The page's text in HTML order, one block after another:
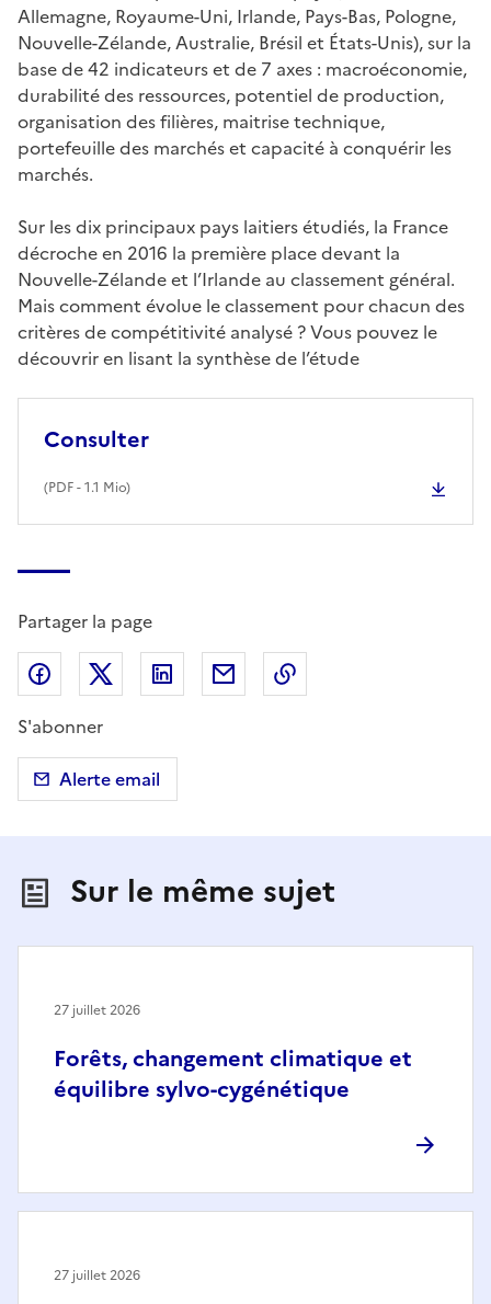
Allemagne, Royaume-Uni, Irlande, Pays-Bas, Pologne,
Nouvelle-Zélande, Australie, Brésil et États-Unis), sur la
base de 42 indicateurs et de 7 axes : macroéconomie,
durabilité des ressources, potentiel de production,
organisation des filières, maitrise technique,
portefeuille des marchés et capacité à conquérir les
marchés.
Sur les dix principaux pays laitiers étudiés, la France
décroche en 2016 la première place devant la
Nouvelle-Zélande et l’Irlande au classement général.
Mais comment évolue le classement pour chacun des
critères de compétitivité analysé ? Vous pouvez le
découvrir en lisant la synthèse de l’étude
Consulter
(PDF- 1.1 Mio)
Partager la page
Partager sur Facebook
Partager sur X (anciennement Twitter)
Partager sur LinkedIn
Partager par email
S'abonner
Alerte email
Sur le même sujet
Forêts, changement climatique et
équilibre sylvo-cygénétique
27 juillet 2026
27 juillet 2026